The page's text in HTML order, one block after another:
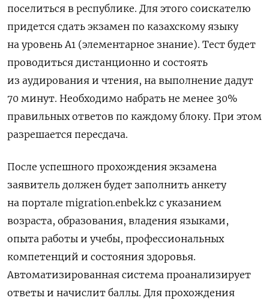
поселиться в республике. Для этого соискателю
придется сдать экзамен по казахскому языку
на уровень А1 (элементарное знание). Тест будет
проводиться дистанционно и состоять
из аудирования и чтения, на выполнение дадут
70 минут. Необходимо набрать не менее 30%
правильных ответов по каждому блоку. При этом
разрешается пересдача.
После успешного прохождения экзамена
заявитель должен будет заполнить анкету
на портале migration.enbek.kz с указанием
возраста, образования, владения языками,
опыта работы и учебы, профессиональных
компетенций и состояния здоровья.
Автоматизированная система проанализирует
ответы и начислит баллы. Для прохождения